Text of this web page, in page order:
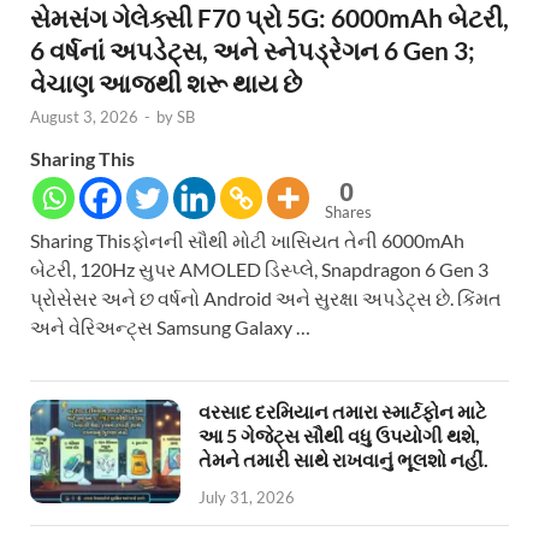
સેમસંગ ગેલેક્સી F70 પ્રો 5G: 6000mAh બેટરી,
6 વર્ષનાં અપડેટ્સ, અને સ્નેપડ્રેગન 6 Gen 3;
વેચાણ આજથી શરૂ થાય છે
August 3, 2026 - bySB
Sharing This
0
Shares
Sharing Thisફોનની સૌથી મોટી ખાસિયત તેની 6000mAh
બેટરી, 120Hz સુપર AMOLED ડિસ્પ્લે, Snapdragon 6 Gen 3
પ્રોસેસર અને છ વર્ષનો Android અને સુરક્ષા અપડેટ્સ છે. કિંમત
અને વેરિઅન્ટ્સ Samsung Galaxy …
વરસાદ દરમિયાન તમારા સ્માર્ટફોન માટે
આ 5 ગેજેટ્સ સૌથી વધુ ઉપયોગી થશે,
તેમને તમારી સાથે રાખવાનું ભૂલશો નહીં.
July 31, 2026